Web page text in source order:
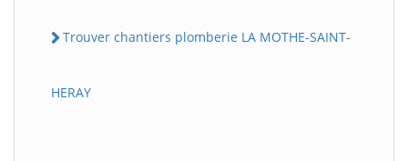
Trouver chantiers plomberie LA MOTHE-SAINT-
HERAY